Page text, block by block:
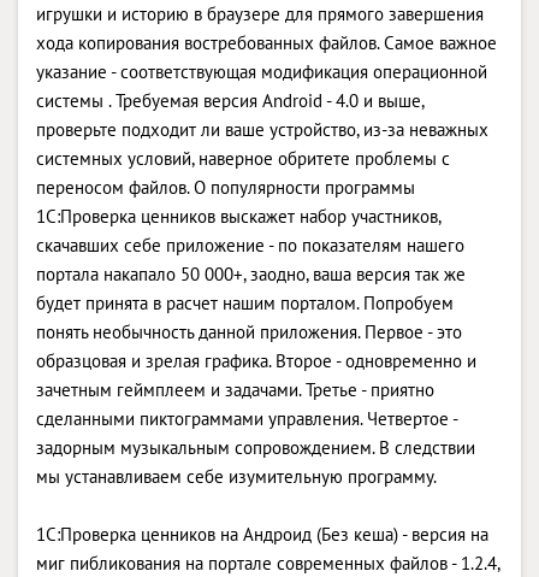
игрушки и историю в браузере для прямого завершения
хода копирования востребованных файлов. Самое важное
указание - соответствующая модификация операционной
системы . Требуемая версия Android - 4.0 и выше,
проверьте подходит ли ваше устройство, из-за неважных
системных условий, наверное обритете проблемы с
переносом файлов. О популярности программы
1С:Проверка ценников выскажет набор участников,
скачавших себе приложение - по показателям нашего
портала накапало 50 000+, заодно, ваша версия так же
будет принята в расчет нашим порталом. Попробуем
понять необычность данной приложения. Первое - это
образцовая и зрелая графика. Второе - одновременно и
зачетным геймплеем и задачами. Третье - приятно
сделанными пиктограммами управления. Четвертое -
задорным музыкальным сопровождением. В следствии
мы устанавливаем себе изумительную программу.
1С:Проверка ценников на Андроид (Без кеша) - версия на
миг пибликования на портале современных файлов - 1.2.4,